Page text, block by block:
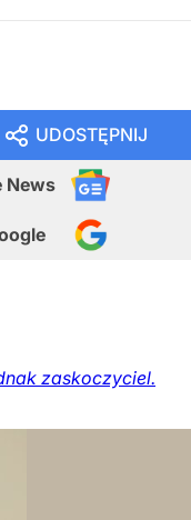
UDOSTĘPNIJ
News
zaskoczyciel.